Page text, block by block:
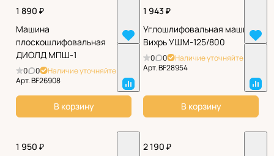
1 890 ₽
Машина
плоскошлифовальная
ДИОЛД МПШ-1
0 0
Наличие уточняйте
Арт.BF26908
В корзину
1 943 ₽
Углошлифовальная машина
Вихрь УШМ-125/800
0 0
Наличие уточняйте
Арт.BF28954
В корзину
1 950 ₽
2 190 ₽